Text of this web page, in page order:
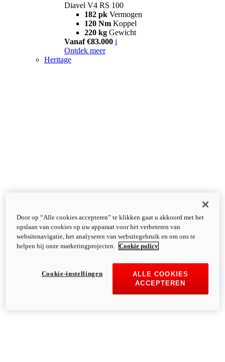
Diavel V4 RS 100
182 pk Vermogen
120 Nm Koppel
220 kg Gewicht
Vanaf €83.000 i
Ontdek meer
Heritage
Door op “Alle cookies accepteren” te klikken gaat u akkoord met het
opslaan van cookies op uw apparaat voor het verbeteren van
websitenavigatie, het analyseren van websitegebruik en om ons te
helpen bij onze marketingprojecten.
Cookie policy
ALLE COOKIES
ACCEPTEREN
Cookie-instellingen